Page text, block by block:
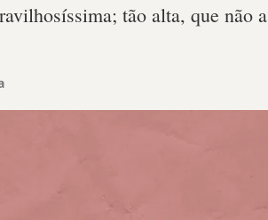
tão alta, que não a